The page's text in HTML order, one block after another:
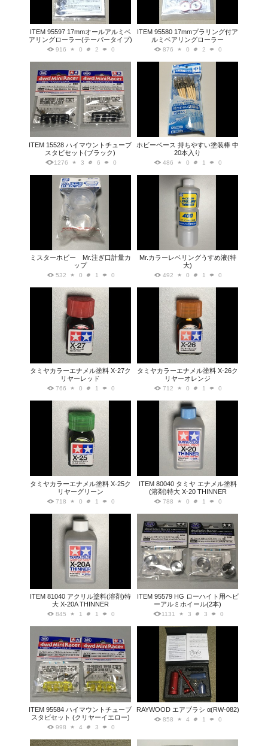
ITEM 95597 17mmオールアルミベ
アリングローラー(テーパータイプ)
916 0 2 0
ITEM 95580 17mmプラリング付ア
ルミベアリングローラー
876 0 2 0
ITEM 15528 ハイマウントチューブ
スタビセット(ブラック)
1276 3 6 0
ホビーベース 持ちやすい塗装棒 中
20本入り
486 0 1 0
ミスターホビー Mr.注ぎ口計量カ
ップ
532 0 1 0
Mr.カラーレベリングうすめ液(特
大)
492 0 1 0
タミヤカラーエナメル塗料 X-27ク
リヤーレッド
766 0 1 0
タミヤカラーエナメル塗料 X-26ク
リヤーオレンジ
712 0 1 0
タミヤカラーエナメル塗料 X-25ク
リヤーグリーン
718 0 1 0
ITEM 80040 タミヤ エナメル塗料
(溶剤)特大 X-20 THINNER
788 0 1 0
ITEM 81040 アクリル塗料(溶剤)特
大 X-20A THINNER
845 1 1 0
ITEM 95579 HG ローハイト用ヘビ
ーアルミホイール(2本)
1131 3 3 0
ITEM 95584 ハイマウントチューブ
スタビセット (クリヤーイエロー)
998 4 3 0
RAYWOOD エアブラシ α(RW-082)
858 4 1 0